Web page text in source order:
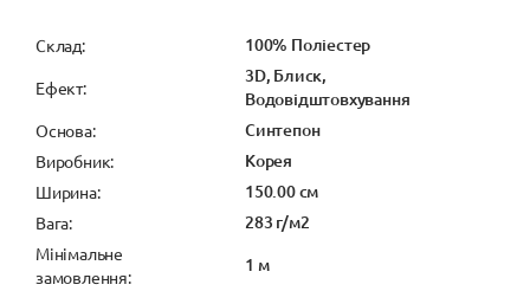
Cклад: 100% Поліестер
Ефект:
3D, Блиск,
Водовідштовхування
Основа: Синтепон
Виробник: Корея
Ширина: 150.00 см
Вага: 283 г/м2
Мінімальне
замовлення:
1 м